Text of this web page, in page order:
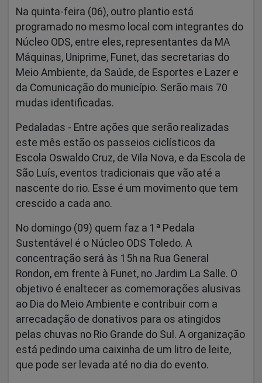
Na quinta-feira (06), outro plantio está
programado no mesmo local com integrantes do
Núcleo ODS, entre eles, representantes da MA
Máquinas, Uniprime, Funet, das secretarias do
Meio Ambiente, da Saúde, de Esportes e Lazer e
da Comunicação do município. Serão mais 70
mudas identificadas.
Pedaladas - Entre ações que serão realizadas
este mês estão os passeios ciclísticos da
Escola Oswaldo Cruz, de Vila Nova, e da Escola de
São Luís, eventos tradicionais que vão até a
nascente do rio. Esse é um movimento que tem
crescido a cada ano.
No domingo (09) quem faz a 1ª Pedala
Sustentável é o Núcleo ODS Toledo. A
concentração será às 15h na Rua General
Rondon, em frente à Funet, no Jardim La Salle. O
objetivo é enaltecer as comemorações alusivas
ao Dia do Meio Ambiente e contribuir com a
arrecadação de donativos para os atingidos
pelas chuvas no Rio Grande do Sul. A organização
está pedindo uma caixinha de um litro de leite,
que pode ser levada até no dia do evento.